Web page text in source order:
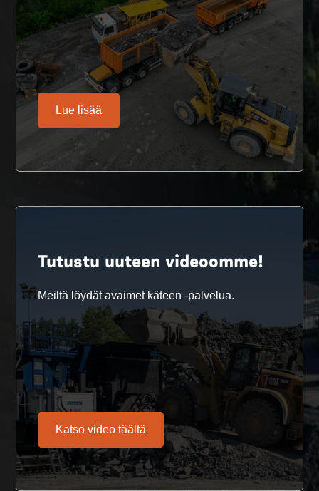
Lue lisää
Tutustu uuteen videoomme!
Meiltä löydät avaimet käteen -palvelua.
Katso video täältä